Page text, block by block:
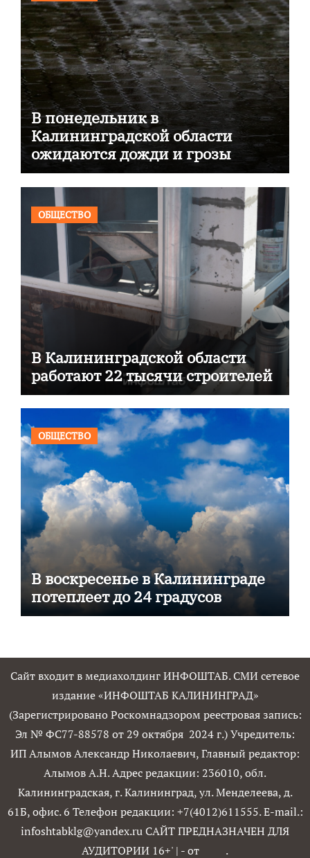
В понедельник в
Калининградской области
ожидаются дожди и грозы
ОБЩЕСТВО
В Калининградской области
работают 22 тысячи строителей
ОБЩЕСТВО
В воскресенье в Калининграде
потеплеет до 24 градусов
Сайт входит в медиахолдинг ИНФОШТАБ. СМИ сетевое
издание «ИНФОШТАБ КАЛИНИНГРАД»
(Зарегистрировано Роскомнадзором реестровая запись:
Эл № ФС77-88578 от 29 октября 2024 г.) Учредитель:
ИП Алымов Александр Николаевич, Главный редактор:
Алымов А.Н. Адрес редакции: 236010, обл.
Калининградская, г. Калининград, ул. Менделеева, д.
61Б, офис. 6 Телефон редакции: +7(4012)611555. E-mail.:
infoshtabklg@yandex.ru САЙТ ПРЕДНАЗНАЧЕН ДЛЯ
АУДИТОРИИ 16+' | - от .